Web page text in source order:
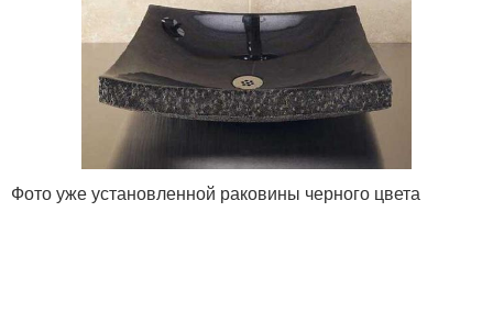
Фото уже установленной раковины черного цвета